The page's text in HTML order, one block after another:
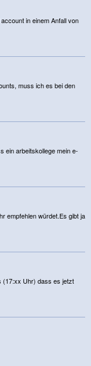
in einem Anfall von
muss ich es bei den
ein arbeitskollege mein e-
empfehlen würdet.Es gibt ja
(17:xx Uhr) dass es jetzt